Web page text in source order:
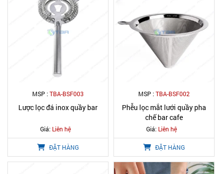
MSP :TBA-BSF003
Lược lọc đá inox quầy bar
Giá: Liên hệ
ĐẶT HÀNG
MSP :TBA-BSF002
Phễu lọc mắt lưới quầy pha
chế bar cafe
Giá: Liên hệ
ĐẶT HÀNG